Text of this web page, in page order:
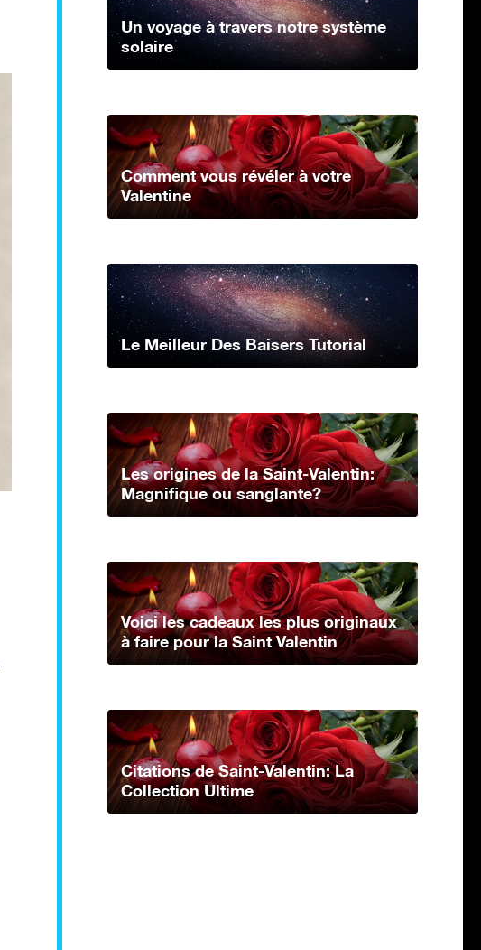
Un voyage à travers notre système
solaire
Comment vous révéler à votre
Valentine
Le Meilleur Des Baisers Tutorial
Les origines de la Saint-Valentin:
Magnifique ou sanglante?
Voici les cadeaux les plus originaux
à faire pour la Saint Valentin
Citations de Saint-Valentin: La
Collection Ultime